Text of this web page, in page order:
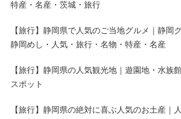
特産・名産・茨城・旅行
【旅行】静岡県で人気のご当地グルメ｜静岡
静岡めし・人気・旅行・名物・特産・名産
【旅行】静岡県の人気観光地｜遊園地・水族
スポット
【旅行】静岡県の絶対に喜ぶ人気のお土産｜